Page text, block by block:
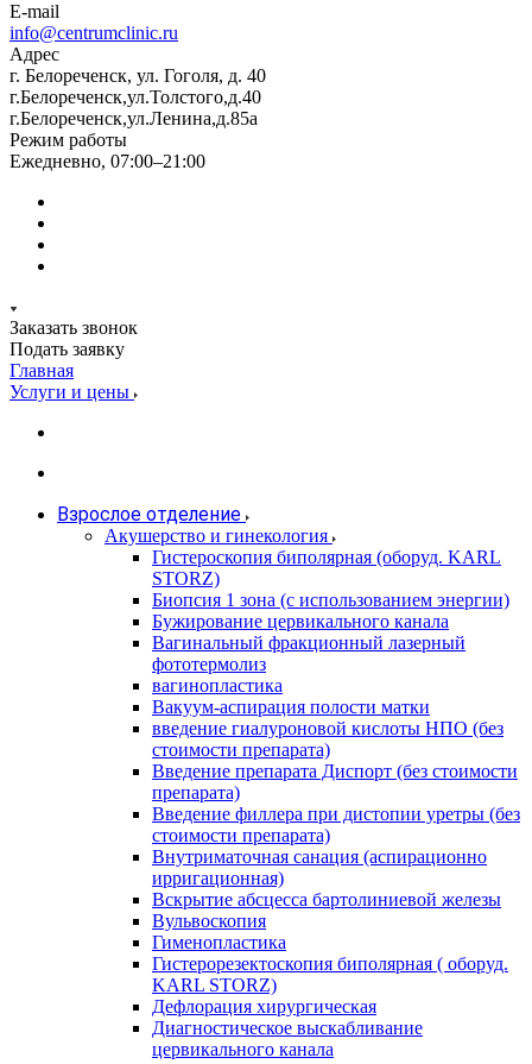
E-mail
info@centrumclinic.ru
Адрес
г. Белореченск, ул. Гоголя, д. 40
г.Белореченск,ул.Толстого,д.40
г.Белореченск,ул.Ленина,д.85а
Режим работы
Ежедневно, 07:00–21:00
Заказать звонок
Подать заявку
Главная
Услуги и цены
Взрослое отделение
Акушерство и гинекология
Гистероскопия биполярная (оборуд. KARL
STORZ)
Биопсия 1 зона (с использованием энергии)
Бужирование цервикального канала
Вагинальный фракционный лазерный
фототермолиз
вагинопластика
Вакуум-аспирация полости матки
введение гиалуроновой кислоты НПО (без
стоимости препарата)
Введение препарата Диспорт (без стоимости
препарата)
Введение филлера при дистопии уретры (без
стоимости препарата)
Внутриматочная санация (аспирационно
ирригационная)
Вскрытие абсцесса бартолиниевой железы
Вульвоскопия
Гименопластика
Гистерорезектоскопия биполярная ( оборуд.
KARL STORZ)
Дефлорация хирургическая
Диагностическое выскабливание
цервикального канала